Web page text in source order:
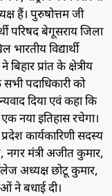
हैं। पुरुषोत्तम जी
परिषद बेगूसराय जिला
विद्यार्थी
प्रांत के क्षेत्रीय
सभी पदाधिकारी को
दिया एवं कहा कि
एक नया इतिहास रचेगा।
कार्यकारिणी सदस्य
मंत्री अजीत कुमार,
अध्यक्ष छोटू कुमार,
ने बधाई दी।